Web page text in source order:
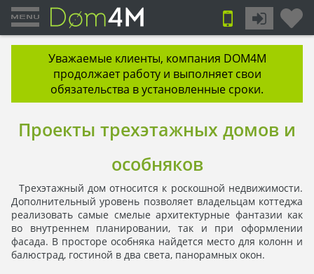
Уважаемые клиенты, компания DOM4M
продолжает работу и выполняет свои
обязательства в установленные сроки.
Проекты трехэтажных домов и
особняков
Трехэтажный дом относится к роскошной недвижимости.
Дополнительный уровень позволяет владельцам коттеджа
реализовать самые смелые архитектурные фантазии как
во внутреннем планировании, так и при оформлении
фасада. В просторе особняка найдется место для колонн и
балюстрад, гостиной в два света, панорамных окон.